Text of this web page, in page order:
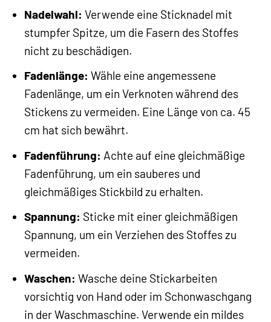
Nadelwahl: Verwende eine Sticknadel mit
stumpfer Spitze, um die Fasern des Stoffes
nicht zu beschädigen.
Fadenlänge: Wähle eine angemessene
Fadenlänge, um ein Verknoten während des
Stickens zu vermeiden. Eine Länge von ca. 45
cm hat sich bewährt.
Fadenführung: Achte auf eine gleichmäßige
Fadenführung, um ein sauberes und
gleichmäßiges Stickbild zu erhalten.
Spannung: Sticke mit einer gleichmäßigen
Spannung, um ein Verziehen des Stoffes zu
vermeiden.
Waschen: Wasche deine Stickarbeiten
vorsichtig von Hand oder im Schonwaschgang
in der Waschmaschine. Verwende ein mildes